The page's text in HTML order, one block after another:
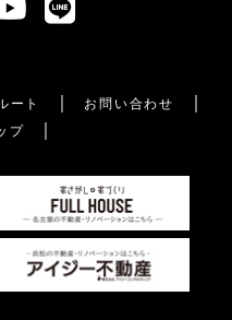
ート
お問い合わせ
プ